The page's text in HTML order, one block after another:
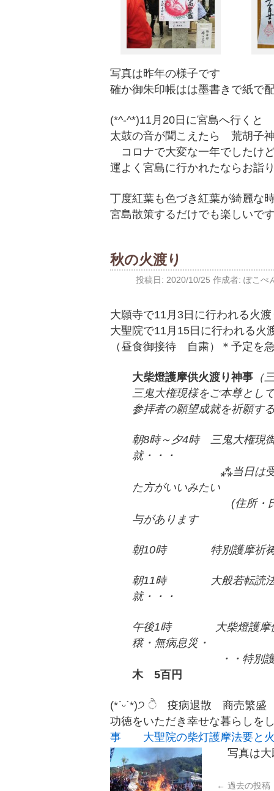
写真は昨年の様子です
確か御朱印帳はは墨書きで紙で
(*^-^*)11月20日に宮島へ行くと
太鼓の音が聞こえたら 荒胡子
コロナで大変な一年でしたけ
運よく宮島に行かれたならお詣
丁度紅葉も色づき紅葉が綺麗な
宮島散策するだけでも楽しいで
秋の火渡り
投稿日: 2020/10/25 作成者: ぽこぺ
大願寺で11月3日に行われる火
大聖院で11月15日に行われる火
（昼食御接待 自粛）＊予定を
大柴燈護摩供火渡り神事 （
三鬼大権現様をご本尊とし
参拝者の願望成就を祈願す
朝8時～夕4時 三鬼大権現
就・・・
⁂当日は受付が混
た方がいいみたい
(住所・氏名・数え
与があります
朝10時 特別護摩祈祷
朝11時 大般若転読法要
就・・・
午後1時 大柴燈護摩供
穣・無病息災・
・・特別護摩木 2
木 5百円
(*ˊᵕˋ*)੭ ੈ 疫病退散 商売繁盛
功徳をいただき幸せな暮らしを
事
大聖院の柴灯護摩法要と
写真は大
← 過去の投稿